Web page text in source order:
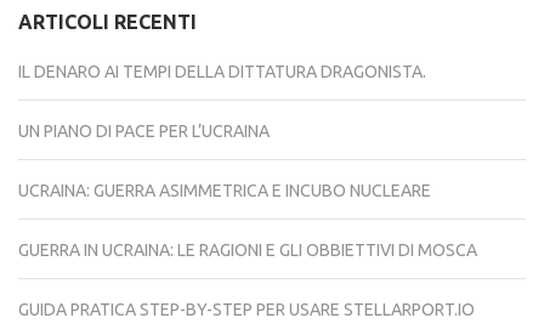
ARTICOLI RECENTI
IL DENARO AI TEMPI DELLA DITTATURA DRAGONISTA.
UN PIANO DI PACE PER L’UCRAINA
UCRAINA: GUERRA ASIMMETRICA E INCUBO NUCLEARE
GUERRA IN UCRAINA: LE RAGIONI E GLI OBBIETTIVI DI MOSCA
GUIDA PRATICA STEP-BY-STEP PER USARE STELLARPORT.IO